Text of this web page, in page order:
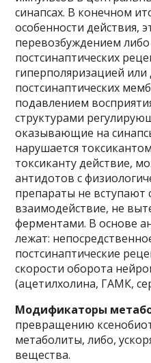
синапсах. В конечном
особенности действия,
перевозбуждением
постсинаптических
гиперполяризацией
постсинаптических
подавлением
структурами
оказывающие на
нарушается
токсиканту действие,
антидотов с
препараты не вступают
взаимодействие, не
ферментами. В основе
лежат:
постсинаптические
скорости оборота
(ацетилхолина, ГАМК,
Модификаторы
превращению
метаболиты, либо,
вещества.